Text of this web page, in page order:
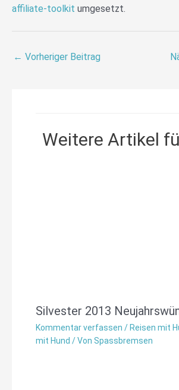
affiliate-toolkit umgesetzt.
← Vorheriger Beitrag
Weitere Artikel
Silvester 2013
Kommentar verfassen / Reisen mit
mit Hund / Von Spassbremsen